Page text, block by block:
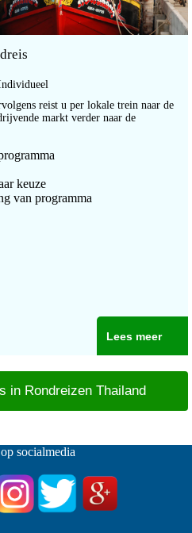
reist u per lokale trein naar de
markt verder naar de
keuze
van programma
Lees meer
in Rondreizen Thailand
socialmedia